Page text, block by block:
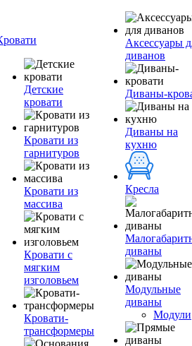
Детские
кровати
Кровати из
гарнитуров
Кровати из
массива
Кровати с
мягким
изголовьем
Кровати-
трансформеры
Аксессуары
диванов
Диваны-
Диваны на
кухню
Кресла
диваны
Модульные
диваны
Модули